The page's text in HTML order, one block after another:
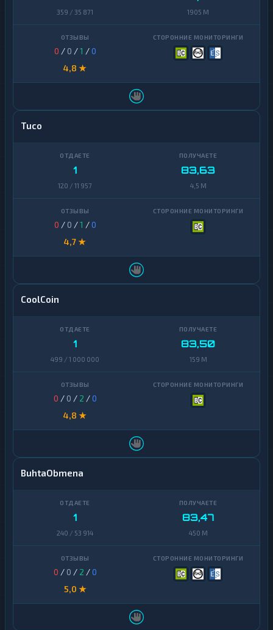
359 / 35 871 1905 M
0 / 0 /1 /0
4,8 ★
Tuco
1
120 / 11 957
83,63
4,5 M
0 / 0 /1 /0
4,7 ★
CoolCoin
1
499 / 1 000 000
83,50
159 M
0 / 0 / 2 /0
4,8 ★
BuhtaObmena
1
240 / 53 914
83,47
450 M
0 / 0 / 2 /0
5,0 ★